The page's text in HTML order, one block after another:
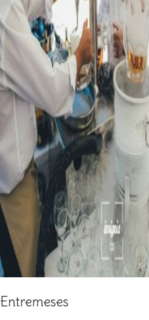
Entremeses